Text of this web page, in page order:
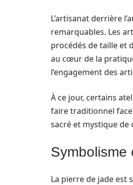
L’artisanat derrière
remarquables. Les
procédés de taille et
au cœur de la
l’engagement des
À ce jour, certains
faire traditionnel
sacré et mystique de
Symbolisme
La pierre de jade est